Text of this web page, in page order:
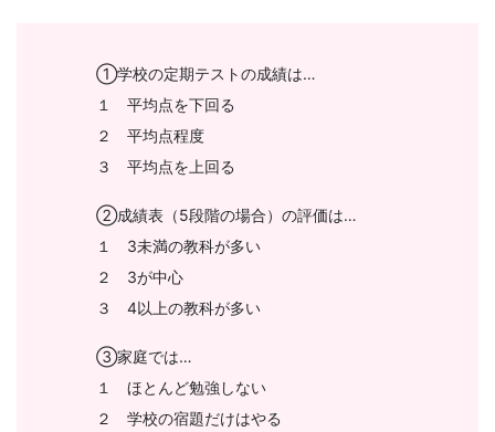
①学校の定期テストの成績は…
１ 平均点を下回る
２ 平均点程度
３ 平均点を上回る
②成績表（5段階の場合）の評価は…
１ 3未満の教科が多い
２ 3が中心
３ 4以上の教科が多い
③家庭では…
１ ほとんど勉強しない
２ 学校の宿題だけはやる